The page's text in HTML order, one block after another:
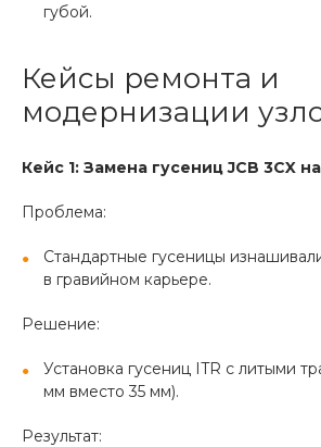
губой.
Кейсы ремонта и
модернизации
Кейс 1: Замена гусениц JCB 3CX
Проблема:
Стандартные гусеницы
в гравийном карьере.
Решение:
Установка гусениц ITR с литыми
мм вместо 35 мм).
Результат: